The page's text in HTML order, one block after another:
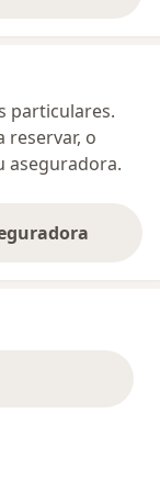
particulares.
reservar, o
aseguradora.